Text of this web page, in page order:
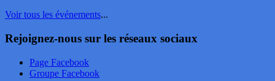
Voir tous les événements...
Rejoignez-nous sur les réseaux sociaux
Page Facebook
Groupe Facebook